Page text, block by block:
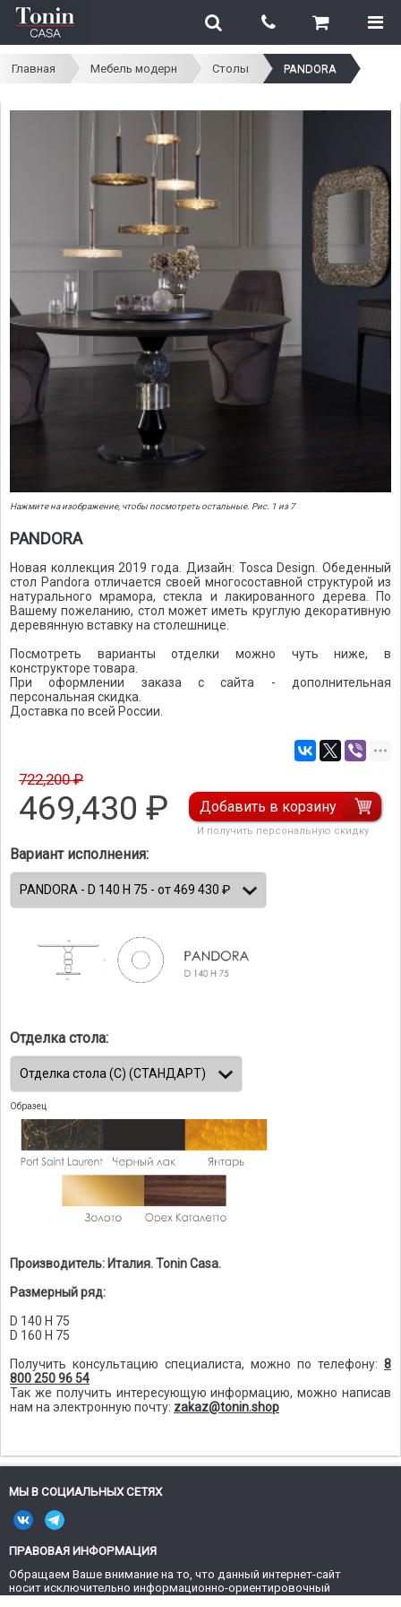
Главная Мебель модерн Столы PANDORA
Нажмите на изображение, чтобы посмотреть остальные. Рис. 1 из 7
PANDORA
Новая коллекция 2019 года. Дизайн: Tosca Design. Обеденный
стол Pandora отличается своей многосоставной структурой из
натурального мрамора, стекла и лакированного дерева. По
Вашему пожеланию, стол может иметь круглую декоративную
деревянную вставку на столешнице.
Посмотреть варианты отделки можно чуть ниже, в
конструкторе товара.
При оформлении заказа с сайта - дополнительная
персональная скидка.
Доставка по всей России.
722,200 ₽
469,430 ₽ Добавить в корзину
И получить персональную скидку
Вариант исполнения:
Отделка стола:
Образец
Производитель: Италия. Tonin Casa.
Размерный ряд:
D 140 H 75
D 160 H 75
Получить консультацию специалиста, можно по телефону: 8
800 250 96 54
Так же получить интересующую информацию, можно написав
нам на электронную почту: zakaz@tonin.shop
МЫ В СОЦИАЛЬНЫХ СЕТЯХ
ПРАВОВАЯ ИНФОРМАЦИЯ
Обращаем Ваше внимание на то, что данный интернет-сайт
носит исключительно информационно-ориентировочный